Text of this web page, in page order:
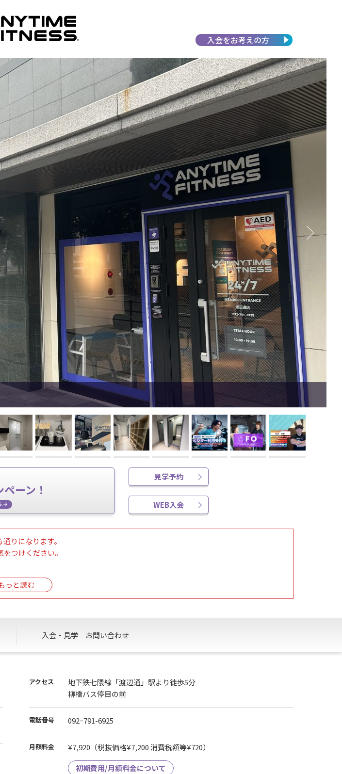
入会をお考えの方
ーン！
見学予約
WEB入会
りになります。
つけください。
付を一時休止いたします。
入会・見学 お問い合わせ
アクセス
地下鉄七隈線「渡辺通」駅より徒歩5分
柳橋バス停目の前
電話番号 092ｰ791-6925
月額料金 ¥7,920 （税抜価格¥7,200 消費税額等¥720）
初期費用/月額料金について